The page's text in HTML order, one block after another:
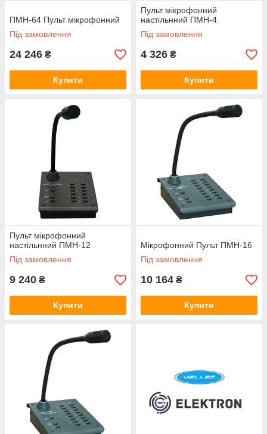
ПМН-64 Пульт мікрофонний
Під замовлення
24 246 ₴
Купити
Пульт мікрофонний
настільнний ПМН-4
Під замовлення
4 326 ₴
Купити
Пульт мікрофонний
настільнний ПМН-12
Під замовлення
9 240 ₴
Купити
Мікрофонний Пульт ПМН-16
Під замовлення
10 164 ₴
Купити